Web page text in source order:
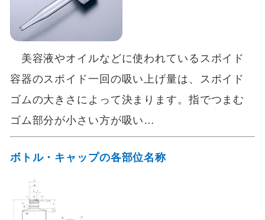
美容液やオイルなどに使われているスポイド
容器のスポイド一回の吸い上げ量は、スポイド
ゴムの大きさによって決まります。指でつまむ
ゴム部分が小さい方が吸い…
ボトル・キャップの各部位名称